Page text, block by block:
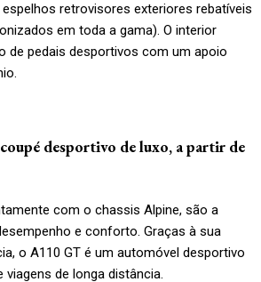
retrovisores exteriores rebatíveis
em toda a gama). O interior
de pedais desportivos com um apoio
desportivo de luxo, a partir de
com o chassis Alpine, são a
e conforto. Graças à sua
o A110 GT é um automóvel desportivo
viagens de longa distância.